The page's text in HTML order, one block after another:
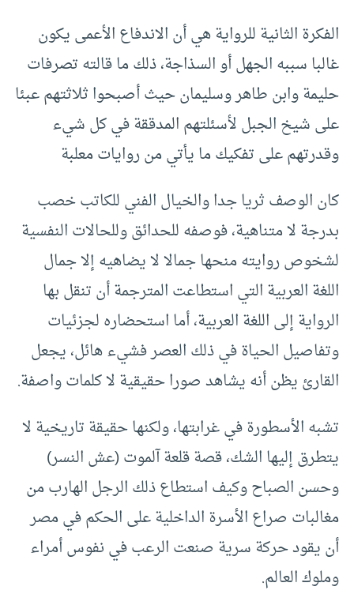
الفكرة الثانية للرواية هي أن الاندفاع الأعمى يكون
غالبا سببه الجهل أو السذاجة، ذلك ما قالته تصرفات
حليمة وابن طاهر وسليمان حيث أصبحوا ثلاثتهم عبئا
على شيخ الجبل لأسئلتهم المدققة في كل شيء
وقدرتهم على تفكيك ما يأتي من روايات معلبة
كان الوصف ثريا جدا والخيال الفني للكاتب خصب
بدرجة لا متناهية، فوصفه للحدائق وللحالات النفسية
لشخوص روايته منحها جمالا لا يضاهيه إلا جمال
اللغة العربية التي استطاعت المترجمة أن تنقل بها
الرواية إلى اللغة العربية، أما استحضاره لجزئيات
وتفاصيل الحياة في ذلك العصر فشيء هائل، يجعل
القارئ يظن أنه يشاهد صورا حقيقية لا كلمات واصفة.
تشبه الأسطورة في غرابتها، ولكنها حقيقة تاريخية لا
يتطرق إليها الشك، قصة قلعة آلموت (عش النسر)
وحسن الصباح وكيف استطاع ذلك الرجل الهارب من
مغالبات صراع الأسرة الداخلية على الحكم في مصر
أن يقود حركة سرية صنعت الرعب في نفوس أمراء
وملوك العالم.